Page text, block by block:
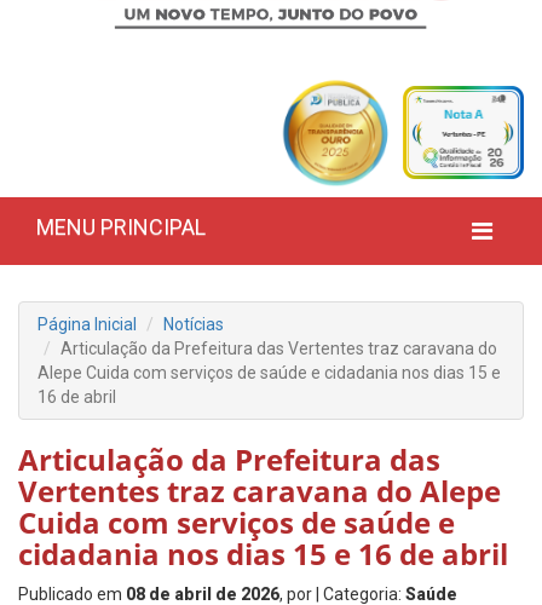
MENU PRINCIPAL
Página Inicial
Notícias
Articulação da Prefeitura das Vertentes traz caravana do
Alepe Cuida com serviços de saúde e cidadania nos dias 15 e
16 de abril
Articulação da Prefeitura das
Vertentes traz caravana do Alepe
Cuida com serviços de saúde e
cidadania nos dias 15 e 16 de abril
Publicado em 08 de abril de 2026, por | Categoria: Saúde